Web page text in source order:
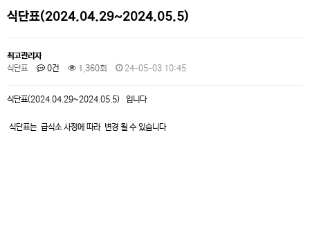
식단표(2024.04.29~2024.05.5)
최고관리자
식단표
0건 1,360회 24-05-03 10:45
식단표(2024.04.29~2024.05.5) 입니다
식단표는 급식소 사정에 따라 변경 될 수 있습니다